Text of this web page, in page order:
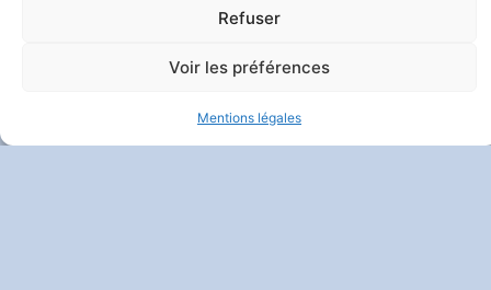
Refuser
Voir les préférences
Mentions légales